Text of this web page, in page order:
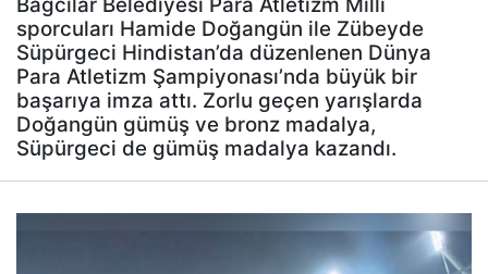
sporcuları Hamide Doğangün ile Zübeyde
Süpürgeci Hindistan’da düzenlenen Dünya
Para Atletizm Şampiyonası’nda büyük bir
başarıya imza attı. Zorlu geçen yarışlarda
Doğangün gümüş ve bronz madalya,
Süpürgeci de gümüş madalya kazandı.